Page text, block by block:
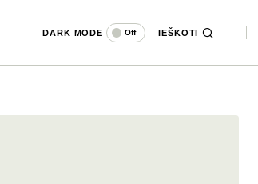
DARK MODE Off IEŠKOTI